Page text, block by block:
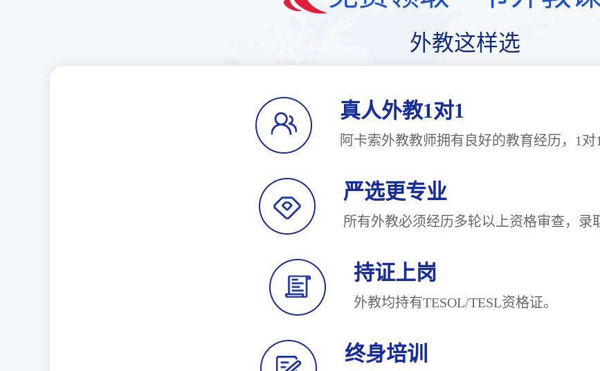
外教这样选
真人外教1对1
阿卡索外教教师拥有良好的教育经历，1
严选更专业
所有外教必须经历多轮以上资格审查
持证上岗
外教均持有TESOL/TESL
终身培训